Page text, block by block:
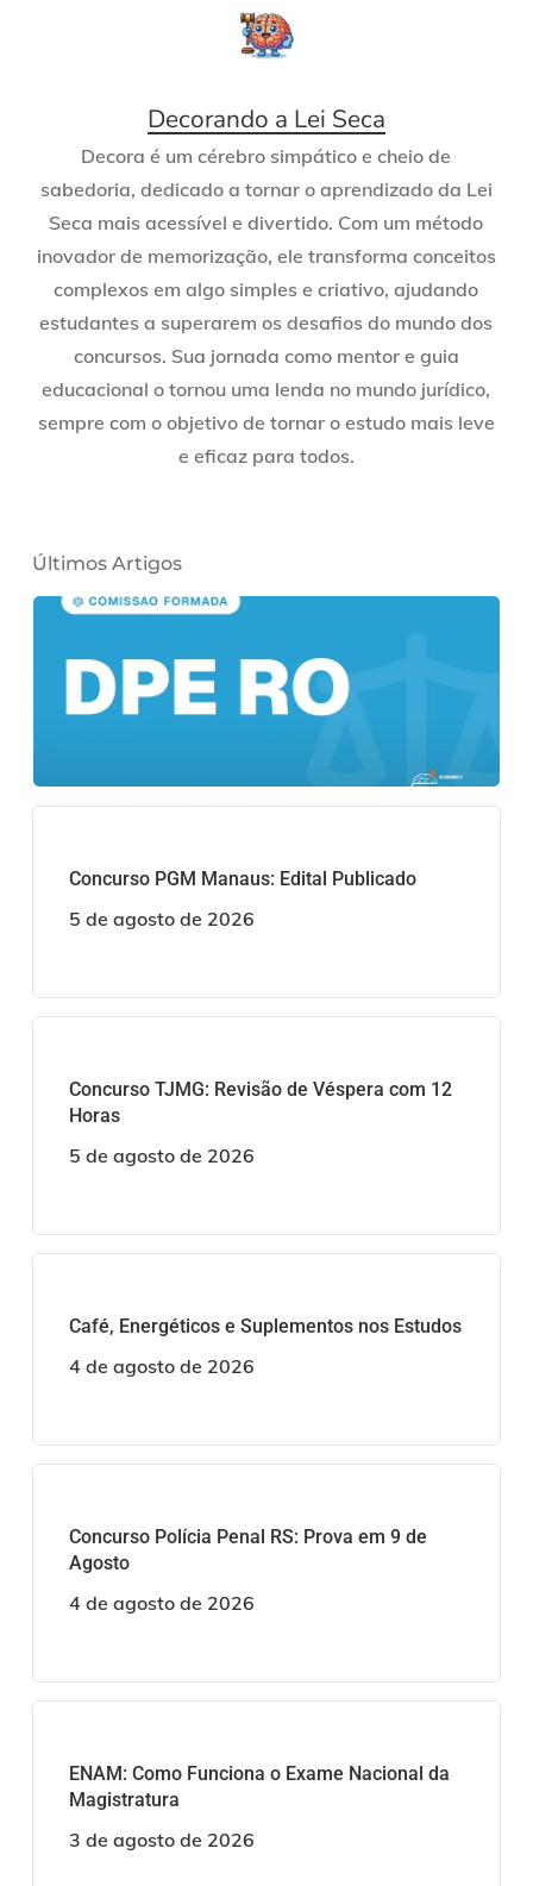
Decorando a Lei Seca
Decora é um cérebro simpático e cheio de
sabedoria, dedicado a tornar o aprendizado da Lei
Seca mais acessível e divertido. Com um método
inovador de memorização, ele transforma conceitos
complexos em algo simples e criativo, ajudando
estudantes a superarem os desafios do mundo dos
concursos. Sua jornada como mentor e guia
educacional o tornou uma lenda no mundo jurídico,
sempre com o objetivo de tornar o estudo mais leve
e eficaz para todos.
Últimos Artigos
Concurso PGM Manaus: Edital Publicado
5 de agosto de 2026
Concurso TJMG: Revisão de Véspera com 12
Horas
5 de agosto de 2026
Café, Energéticos e Suplementos nos Estudos
4 de agosto de 2026
Concurso Polícia Penal RS: Prova em 9 de
Agosto
4 de agosto de 2026
ENAM: Como Funciona o Exame Nacional da
Magistratura
3 de agosto de 2026